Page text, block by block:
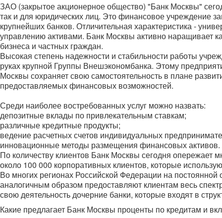
ЗАО (закрытое акционерное общество) "Банк Москвы"
так и для юридических лиц. Это финансовое учреждение
крупнейших банков. Отличительная характеристика -
управлению активами. Банк Москвы активно наращивает
бизнеса и частных граждан.
Высокая степень надежности и стабильности работы
руках крупной Группы Внешэкономбанка. Этому
Москвы сохраняет свою самостоятельность в плане
предоставляемых финансовых возможностей.
Среди наиболее востребованных услуг можно назвать:
депозитные вклады по привлекательным ставкам;
различные кредитные продукты;
ведение расчетных счетов индивидуальных
инновационные методы размещения финансовых активов.
По количеству клиентов Банк Москвы сегодня
около 100 000 корпоративных клиентов, которые
Во многих регионах Российской Федерации на
аналогичным образом предоставляют клиентам весь
свою деятельность дочерние банки, которые входят в
Какие предлагает Банк Москвы проценты по кредитам и